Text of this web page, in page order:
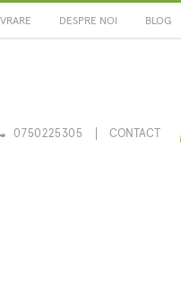
DESPRE NOI BLOG
0750225305 CONTACT